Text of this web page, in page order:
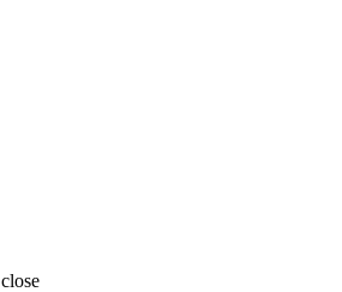
close